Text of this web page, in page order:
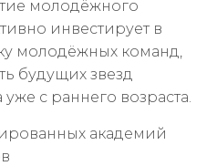
молодёжного
инвестирует в
молодёжных команд,
будущих звезд
с раннего возраста.
академий